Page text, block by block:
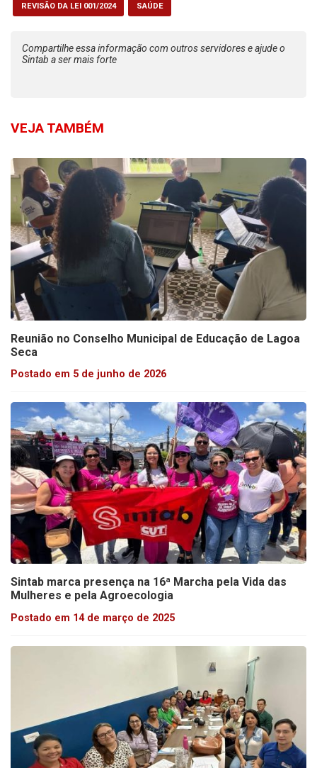
REVISÃO DA LEI 001/2024 SAÚDE
Compartilhe essa informação com outros servidores e ajude o
Sintab a ser mais forte
VEJA TAMBÉM
Reunião no Conselho Municipal de Educação de Lagoa
Seca
Postado em 5 de junho de 2026
Sintab marca presença na 16ª Marcha pela Vida das
Mulheres e pela Agroecologia
Postado em 14 de março de 2025